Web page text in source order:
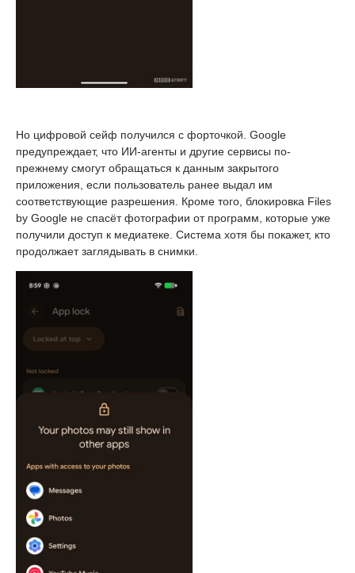
Но цифровой сейф получился с форточкой. Google
предупреждает, что ИИ-агенты и другие сервисы по-
прежнему смогут обращаться к данным закрытого
приложения, если пользователь ранее выдал им
соответствующие разрешения. Кроме того, блокировка Files
by Google не спасёт фотографии от программ, которые уже
получили доступ к медиатеке. Система хотя бы покажет, кто
продолжает заглядывать в снимки.